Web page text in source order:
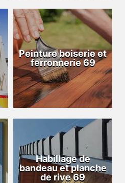
Peinture boiserie et
ferronnerie 69
Habillage de
bandeau et planche
de rive 69